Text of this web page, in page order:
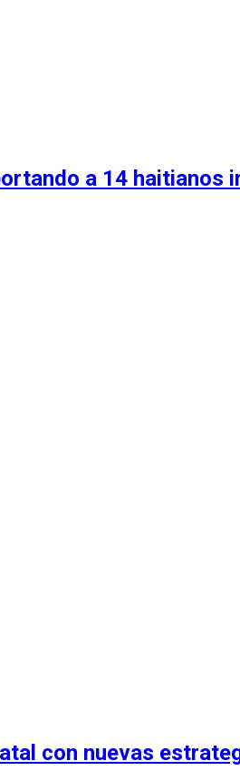
a 14 haitianos
con nuevas